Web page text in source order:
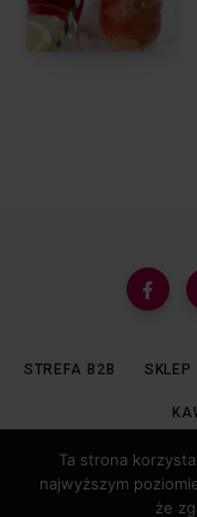
STREFA B2B SKLEP
© 2019
Ta strona
najwyższym
że